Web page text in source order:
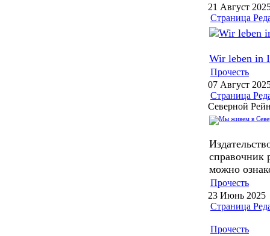
21 Август
Страница
Wir leben in
Прочесть
07 Август
Страница
Северной
справочник
можно
Прочесть
23 Июнь 2025
Страница
Прочесть